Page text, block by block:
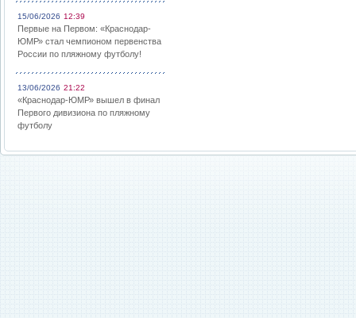
15/06/2026 12:39
Первые на Первом: «Краснодар-
ЮМР» стал чемпионом первенства
России по пляжному футболу!
13/06/2026 21:22
«Краснодар-ЮМР» вышел в финал
Первого дивизиона по пляжному
футболу